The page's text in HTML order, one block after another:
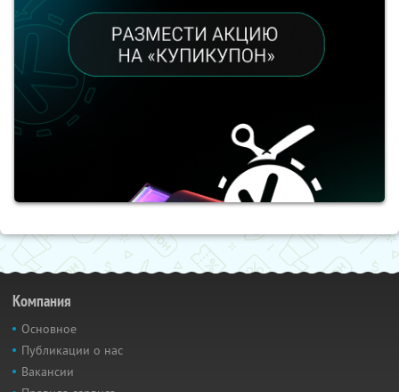
Компания
Основное
Публикации о нас
Вакансии